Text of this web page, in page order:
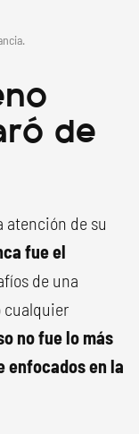
de
atención de su
fue el
de una
cualquier
no fue lo más
enfocados en la